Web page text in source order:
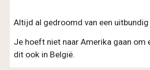
Altijd al gedroomd van een
Je hoeft niet naar Amerika gaan
dit ook in België.